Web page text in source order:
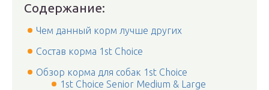
Содержание:
Чем данный корм лучше других
Состав корма 1st Choice
Обзор корма для собак 1st Choice
1st Choice Senior Medium & Large